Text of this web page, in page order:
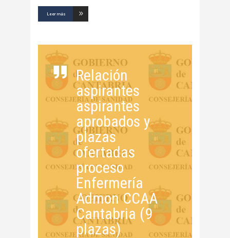
Leer más
Relación
aspirantes
aspirantes
aprobados y
plazas
ofertadas
proceso
Enfermería
Admon CCAA
Cantabria (9
plazas)